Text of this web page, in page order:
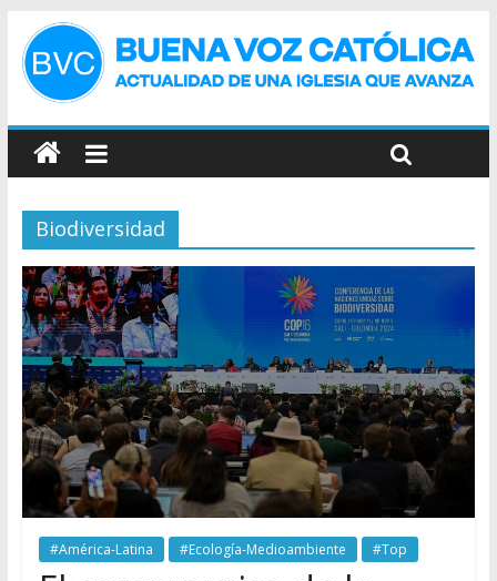
Biodiversidad
#América-Latina #Ecología-Medioambiente #Top